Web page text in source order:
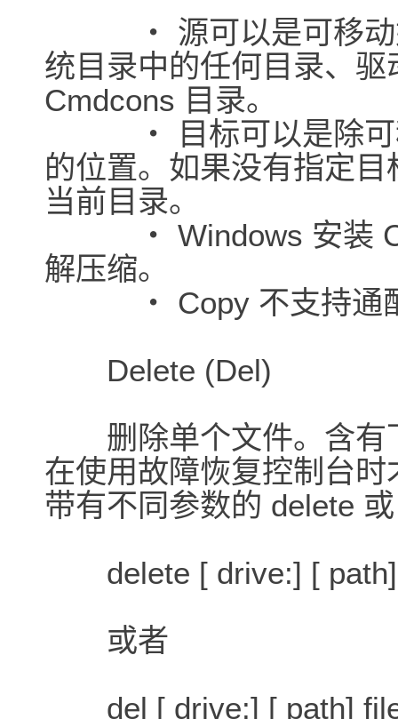
・ 源可以是可移动媒
统目录中的任何目录、
Cmdcons 目录。
・ 目标可以是除可移
的位置。如果没有指定
当前目录。
・ Windows 安装
解压缩。
・ Copy 不支持通
Delete (Del)
删除单个文件。含有
在使用故障恢复控制台
带有不同参数的 delete
delete [ drive:] [ path]
或者
del [ drive:] [ path]